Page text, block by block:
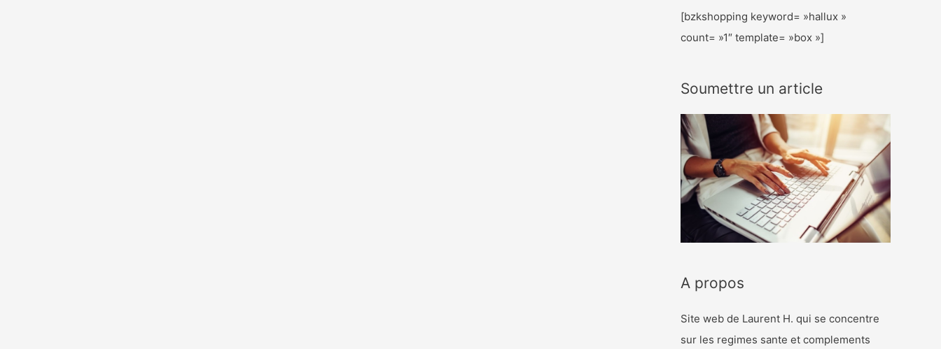
[bzkshopping keyword= »hallux »
count= »1″ template= »box »]
Soumettre un article
A propos
Site web de Laurent H. qui se concentre
sur les regimes sante et complements